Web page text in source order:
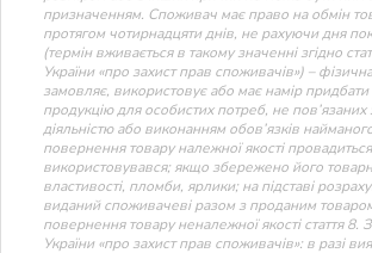
призначенням. Споживач має право на обмін
протягом чотирнадцяти днів, не рахуючи дня
(термін вживається в такому значенні згідно
України «про захист прав споживачів») –
замовляє, використовує або має намір
продукцію для особистих потреб, не
діяльністю або виконанням обов’язків
повернення товару належної якості
використовувався; якщо збережено його
властивості, пломби, ярлики; на підставі
виданий споживачеві разом з проданим
повернення товару неналежної якості стаття 8.
України «про захист прав споживачів»: в разі